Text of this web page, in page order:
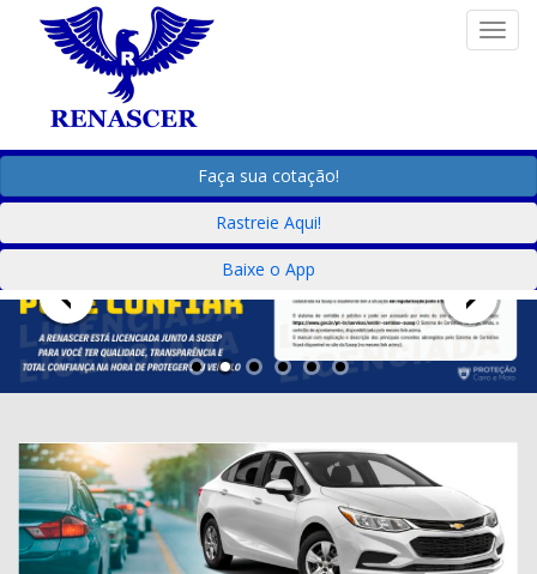
Faça sua cotação!
Rastreie Aqui!
Baixe o App